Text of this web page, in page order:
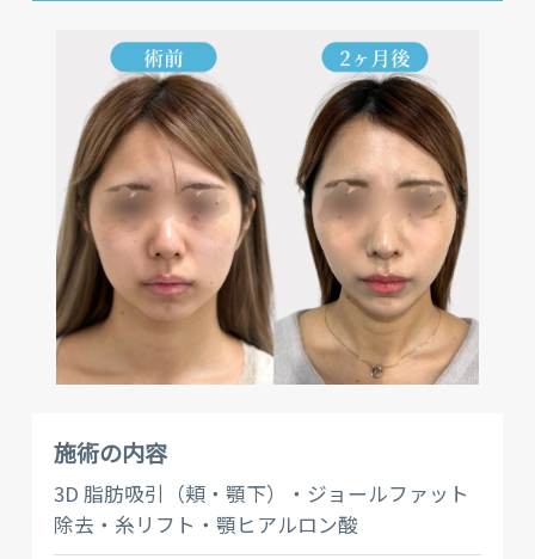
施術の内容
3D 脂肪吸引（頬・顎下）・ジョールファット
除去・糸リフト・顎ヒアルロン酸